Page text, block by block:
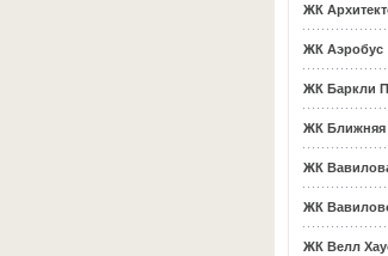
ЖК
ЖК Аэробус
ЖК Баркли
ЖК Ближняя
ЖК
ЖК
ЖК Велл